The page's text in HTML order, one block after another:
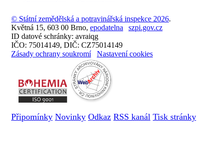
© Státní zemědělská a potravinářská inspekce 2026.
Květná 15, 603 00 Brno, epodatelna
szpi.gov.cz
ID datové schránky: avraiqg
IČO: 75014149, DIČ: CZ75014149
Zásady ochrany soukromí
Nastavení cookies
Připomínky Novinky Odkaz RSS kanál Tisk stránky